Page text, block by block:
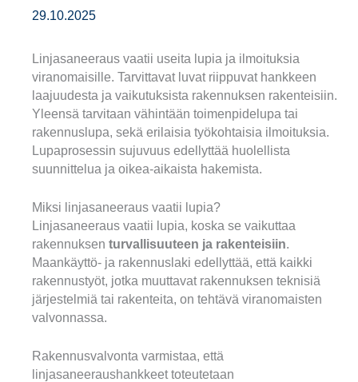
29.10.2025
Linjasaneeraus vaatii useita lupia ja ilmoituksia
viranomaisille. Tarvittavat luvat riippuvat hankkeen
laajuudesta ja vaikutuksista rakennuksen rakenteisiin.
Yleensä tarvitaan vähintään toimenpidelupa tai
rakennuslupa, sekä erilaisia työkohtaisia ilmoituksia.
Lupaprosessin sujuvuus edellyttää huolellista
suunnittelua ja oikea-aikaista hakemista.
Miksi linjasaneeraus vaatii lupia?
Linjasaneeraus vaatii lupia, koska se vaikuttaa
rakennuksen turvallisuuteen ja rakenteisiin.
Maankäyttö- ja rakennuslaki edellyttää, että kaikki
rakennustyöt, jotka muuttavat rakennuksen teknisiä
järjestelmiä tai rakenteita, on tehtävä viranomaisten
valvonnassa.
Rakennusvalvonta varmistaa, että
linjasaneeraushankkeet toteutetaan